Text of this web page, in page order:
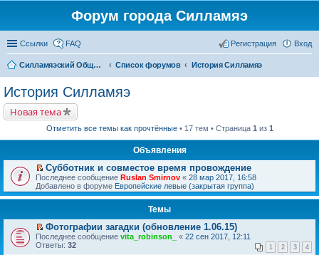
Форум города Силламяэ
Ссылки FAQ Вход
Регистрация
Силламяэский Общественный Новостной портал Список форумов История Силламяэ
История Силламяэ
Новая тема
Отметить все темы как прочтённые• 17 тем • Страница 1 из 1
Объявления
П
е
р
е
т
и
к
п
Субботник и совместое время провождение
Последнее сообщение Ruslan Smirnov « 28 мар 2017, 16:58
Добавлено в форуме Европейские левые (закрытая группа)
Темы
П
е
Фотографии загадки (обновление 1.06.15)
Последнее сообщение vita_robinson_ « 22 сен 2017, 12:11
Ответы: 32 1 2 3 4